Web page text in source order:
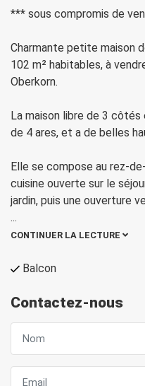
*** sous compromis de
Charmante petite maison
102 m² habitables, à
Oberkorn.
La maison libre de 3
de 4 ares, et a de belles
Elle se compose au rez-
cuisine ouverte sur le
jardin, puis une ouverture
...
CONTINUER LA LECTURE
Balcon
Contactez-nous